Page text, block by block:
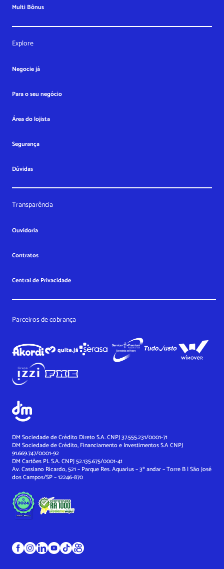
Multi Bônus
Explore
Negocie já
Para o seu negócio
Área do lojista
Segurança
Dúvidas
Transparência
Ouvidoria
Contratos
Central de Privacidade
Parceiros de cobrança
DM Sociedade de Crédito Direto S.A. CNPJ 37.555.231/0001-71
DM Sociedade de Crédito, Financiamento e Investimentos S.ACNPJ
91.669.747/0001-92
DM Cartões PL S.A. CNPJ 52.135.675/0001-41
Av. Cassiano Ricardo, 521 – Parque Res. Aquarius – 3º andar – Torre B | São José
dos Campos/SP – 12246-870